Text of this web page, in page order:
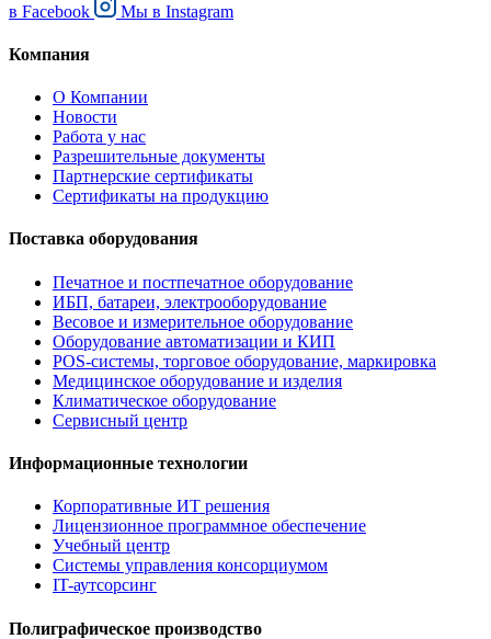
в Facebook Мы в Instagram
Компания
О Компании
Новости
Работа у нас
Разрешительные документы
Партнерские сертификаты
Сертификаты на продукцию
Поставка оборудования
Печатное и постпечатное оборудование
ИБП, батареи, электрооборудование
Весовое и измерительное оборудование
Оборудование автоматизации и КИП
POS-системы, торговое оборудование, маркировка
Медицинское оборудование и изделия
Климатическое оборудование
Сервисный центр
Информационные технологии
Корпоративные ИТ решения
Лицензионное программное обеспечение
Учебный центр
Системы управления консорциумом
IT-аутсорсинг
Полиграфическое производство